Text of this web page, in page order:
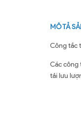
MÔ TẢ
Công tắc
Các công
tải lưu